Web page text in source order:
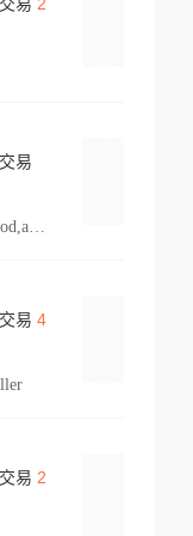
易
易
vehicle,pl 2,arts,home decor,cod,amusement ride,sea
易 4
易 2